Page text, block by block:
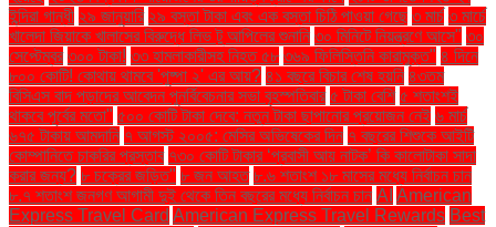
ইন্দিরা গান্ধী ২৯ জানুয়ারি ২৯ বস্তা টাকা এবং এক বস্তা চিঠি পাওয়া গেছে ৩ মার্চ ৩ মার্চে
খালেদা জিয়াকে খালাসের বিরুদ্ধে লিভ টু আপিলের শুনানি ৩০ মিনিটে নিয়ন্ত্রণে আসে" ৩০
সেপ্টেম্বর ৩০০ টাকা! ৩৩ হামলাকারীসহ নিহত ৫৮ ৩৬৯ ফিলিস্তিনি কারামুক্ত" ৪ দিনে
৮০০ কোটি! কোথায় থামবে 'পুষ্পা ২' এর আয়? ৪১ বছরে বিচার শেষ হয়নি ৪৩তম
বিসিএস বাদ পড়াদের আবেদন পুনর্বিবেচনার সভা বৃহস্পতিবার ৫ টাকা বেশি ৫ শতাংশই
থাকবে পূর্বের মতো" ৫০০ কোটি টাকা দেবে: নতুন টাকা ছাপানোর প্রয়োজন নেই ৬ মার্চ
৬৭৫ টাকায় আমদানি ৭ আগস্ট ২০০৫: মেসির অভিষেকের দিন ৭ বছরের শিশুকে আইটি
কোম্পানিতে চাকরির প্রস্তাব ৭৩০ কোটি টাকার ‘প্রবাসী আয় নাটক’ কি কালোটাকা সাদা
করার জন্য? ৮ চক্রের জড়িত" ৮ জন আহত ৮.৬ শতাংশ ১৮ মাসের মধ্যে নির্বাচন চান
৮.৭ শতাংশ জনগণ আগামী দুই থেকে তিন বছরের মধ্যে নির্বাচন চান AI American
Express Travel Card American Express Travel Rewards Best